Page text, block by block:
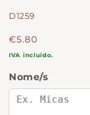
SKU:
D1259
Preço
normal
€5.80
IVA incluído.
Nome/s